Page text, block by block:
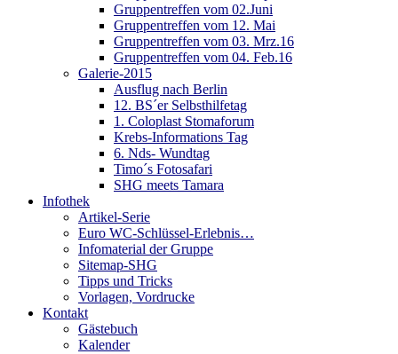
Gruppentreffen vom 02.Juni
Gruppentreffen vom 12. Mai
Gruppentreffen vom 03. Mrz.16
Gruppentreffen vom 04. Feb.16
Galerie-2015
Ausflug nach Berlin
12. BS´er Selbsthilfetag
1. Coloplast Stomaforum
Krebs-Informations Tag
6. Nds- Wundtag
Timo´s Fotosafari
SHG meets Tamara
Infothek
Artikel-Serie
Euro WC-Schlüssel-Erlebnis…
Infomaterial der Gruppe
Sitemap-SHG
Tipps und Tricks
Vorlagen, Vordrucke
Kontakt
Gästebuch
Kalender